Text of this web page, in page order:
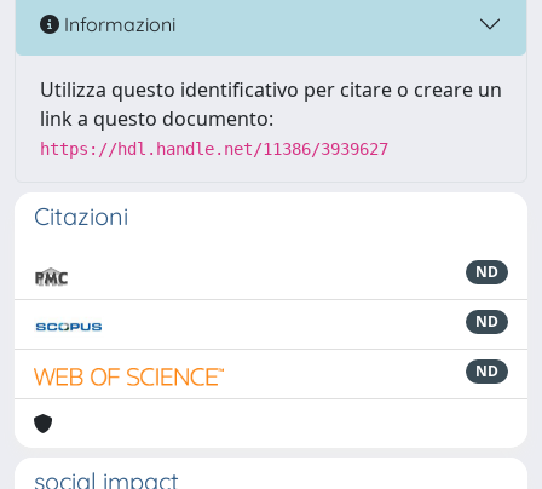
Informazioni
Utilizza questo identificativo per citare o creare un
link a questo documento:
https://hdl.handle.net/11386/3939627
Citazioni
ND
ND
ND
social impact